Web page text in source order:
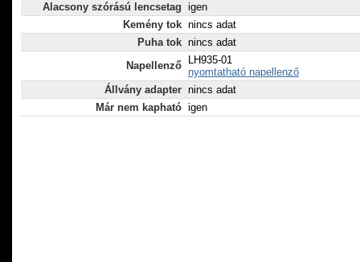
Alacsony szórású lencsetag igen
Kemény tok nincs adat
Puha tok nincs adat
Napellenző
LH935-01
nyomtatható napellenző
Állvány adapter nincs adat
Már nem kapható igen